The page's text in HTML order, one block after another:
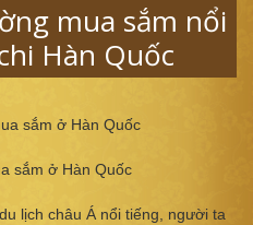
mua sắm nổi
Hàn Quốc
sắm ở Hàn Quốc
lịch châu Á nổi tiếng, người ta